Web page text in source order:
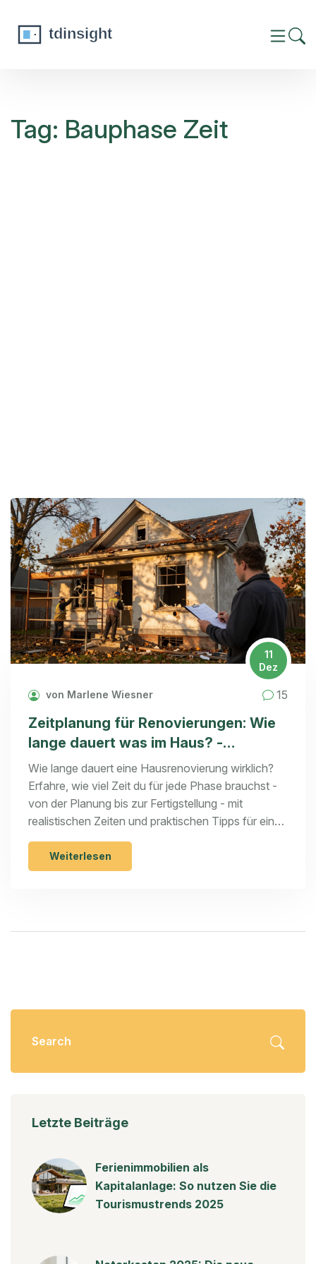
Tag: Bauphase Zeit
11
Dez
von Marlene Wiesner 15
Zeitplanung für Renovierungen: Wie
lange dauert was im Haus? -
Praxisnahe Dauern für jede Phase
Wie lange dauert eine Hausrenovierung wirklich?
Erfahre, wie viel Zeit du für jede Phase brauchst -
von der Planung bis zur Fertigstellung - mit
realistischen Zeiten und praktischen Tipps für eine
erfolgreiche Sanierung.
Weiterlesen
Letzte Beiträge
Ferienimmobilien als
Kapitalanlage: So nutzen Sie die
Tourismustrends 2025